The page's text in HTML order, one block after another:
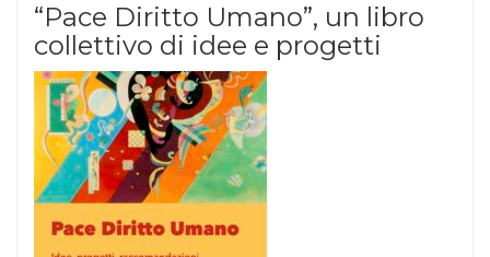
“Pace Diritto Umano”, un libro
collettivo di idee e progetti